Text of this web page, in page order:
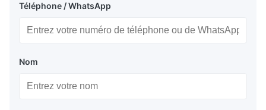
Téléphone / WhatsApp
Nom